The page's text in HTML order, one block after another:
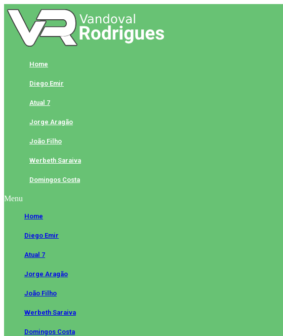
Skip
to
content
Home
Diego Emir
Atual 7
Jorge Aragão
João Filho
Werbeth Saraiva
Domingos Costa
Menu
Home
Diego Emir
Atual 7
Jorge Aragão
João Filho
Werbeth Saraiva
Domingos Costa